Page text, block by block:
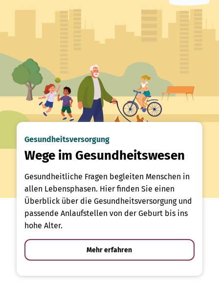
Gesundheitsversorgung
Wege im Gesundheitswesen
Gesundheitliche Fragen begleiten Menschen in
allen Lebensphasen. Hier finden Sie einen
Überblick über die Gesundheitsversorgung und
passende Anlaufstellen von der Geburt bis ins
hohe Alter.
Mehr erfahren